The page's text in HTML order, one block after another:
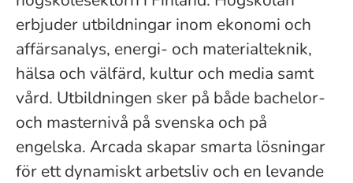
erbjuder utbildningar inom ekonomi och
affärsanalys, energi- och materialteknik,
hälsa och välfärd, kultur och media samt
vård. Utbildningen sker på både bachelor-
och masternivå på svenska och på
engelska. Arcada skapar smarta lösningar
för ett dynamiskt arbetsliv och en levande